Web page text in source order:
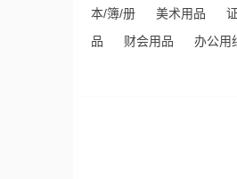
本/簿/册
美术用品
品
财会用品 办公用